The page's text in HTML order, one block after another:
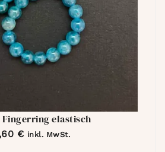
elastisch
€ inkl. MwSt.